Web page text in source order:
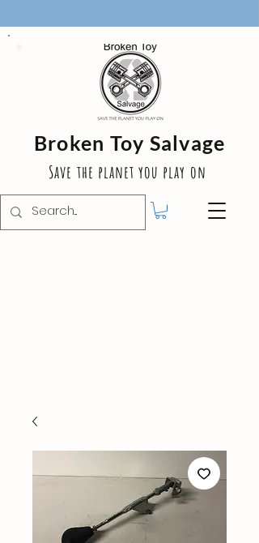
Broken Toy Salvage
Save the planet you play on